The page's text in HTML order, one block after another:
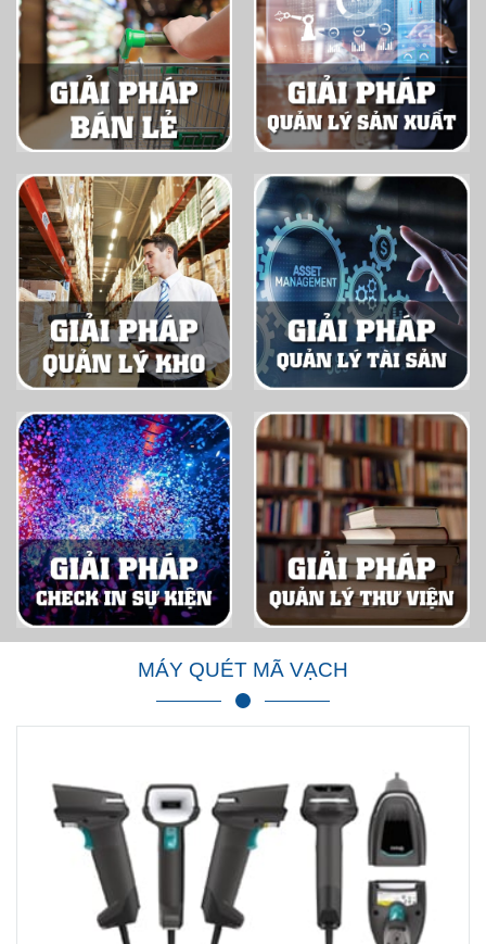
MÁY QUÉT MÃ VẠCH